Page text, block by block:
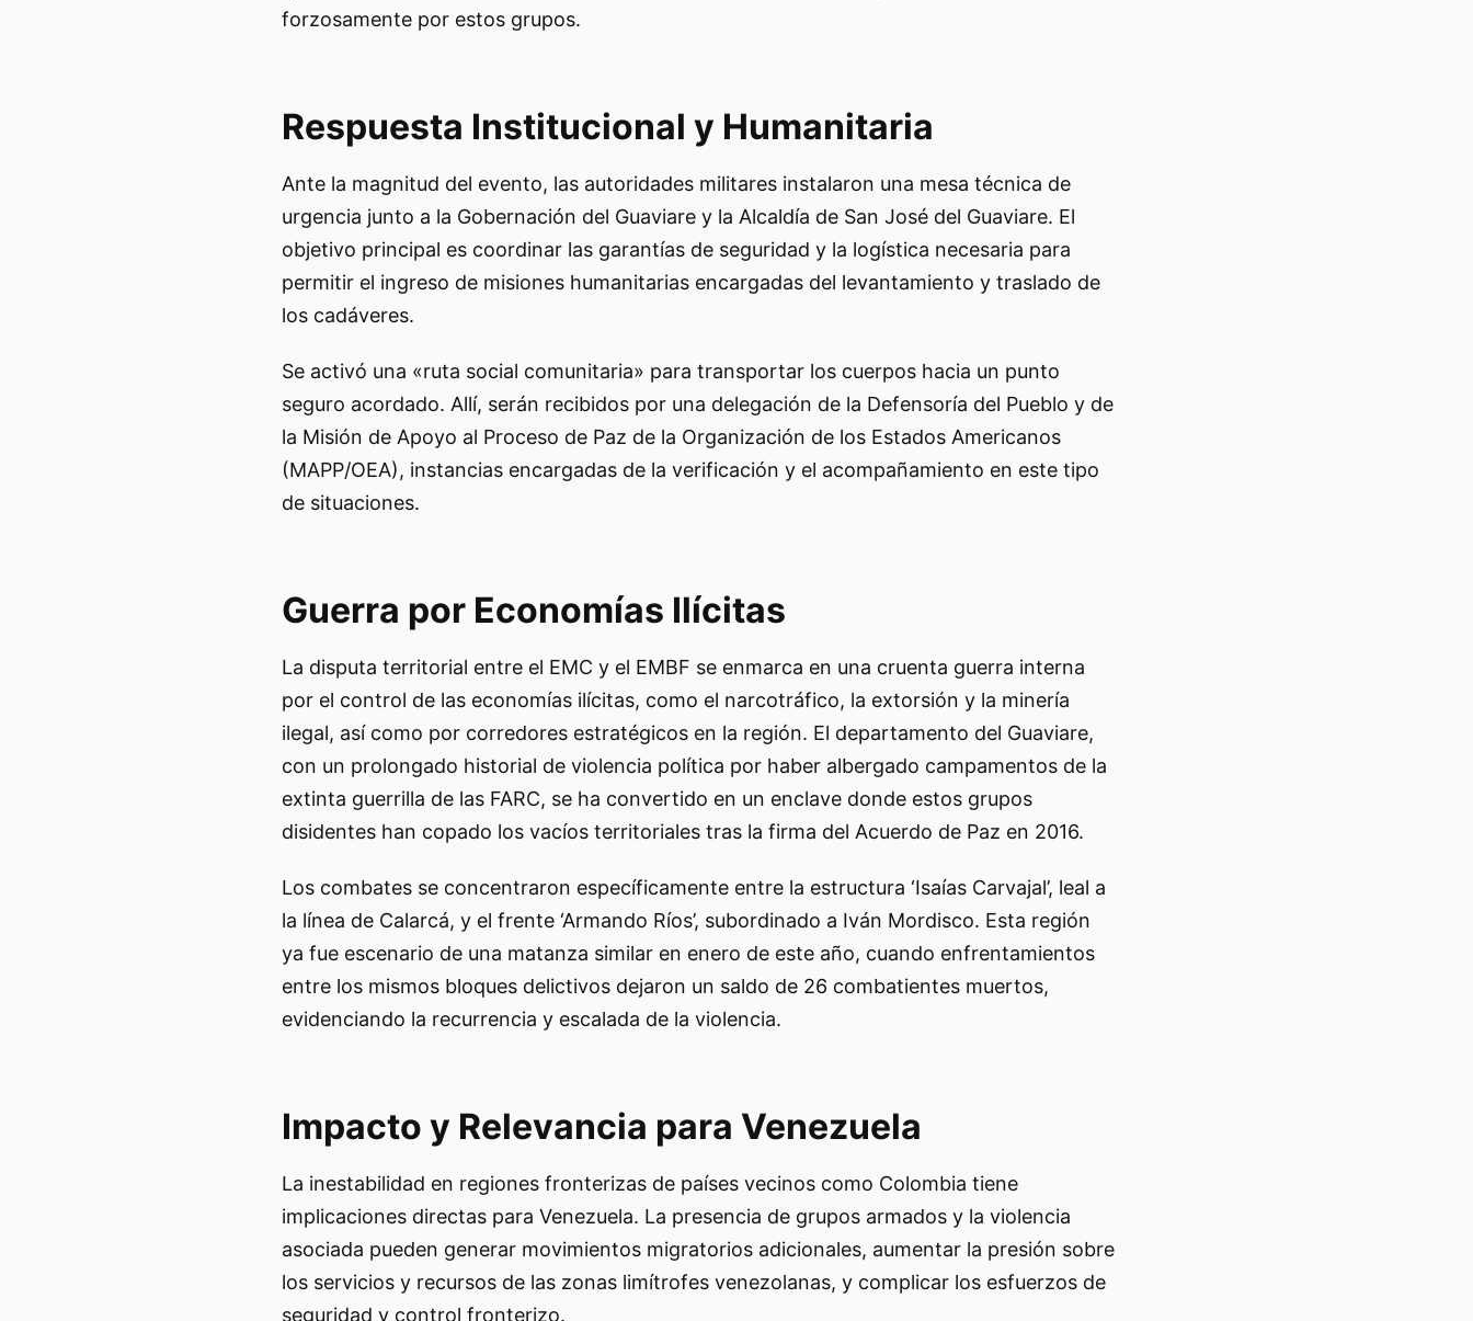
forzosamente por estos grupos.
Respuesta Institucional y Humanitaria
Ante la magnitud del evento, las autoridades militares instalaron una mesa técnica de
urgencia junto a la Gobernación del Guaviare y la Alcaldía de San José del Guaviare. El
objetivo principal es coordinar las garantías de seguridad y la logística necesaria para
permitir el ingreso de misiones humanitarias encargadas del levantamiento y traslado de
los cadáveres.
Se activó una «ruta social comunitaria» para transportar los cuerpos hacia un punto
seguro acordado. Allí, serán recibidos por una delegación de la Defensoría del Pueblo y de
la Misión de Apoyo al Proceso de Paz de la Organización de los Estados Americanos
(MAPP/OEA), instancias encargadas de la verificación y el acompañamiento en este tipo
de situaciones.
Guerra por Economías Ilícitas
La disputa territorial entre el EMC y el EMBF se enmarca en una cruenta guerra interna
por el control de las economías ilícitas, como el narcotráfico, la extorsión y la minería
ilegal, así como por corredores estratégicos en la región. El departamento del Guaviare,
con un prolongado historial de violencia política por haber albergado campamentos de la
extinta guerrilla de las FARC, se ha convertido en un enclave donde estos grupos
disidentes han copado los vacíos territoriales tras la firma del Acuerdo de Paz en 2016.
Los combates se concentraron específicamente entre la estructura ‘Isaías Carvajal’, leal a
la línea de Calarcá, y el frente ‘Armando Ríos’, subordinado a Iván Mordisco. Esta región
ya fue escenario de una matanza similar en enero de este año, cuando enfrentamientos
entre los mismos bloques delictivos dejaron un saldo de 26 combatientes muertos,
evidenciando la recurrencia y escalada de la violencia.
Impacto y Relevancia para Venezuela
La inestabilidad en regiones fronterizas de países vecinos como Colombia tiene
implicaciones directas para Venezuela. La presencia de grupos armados y la violencia
asociada pueden generar movimientos migratorios adicionales, aumentar la presión sobre
los servicios y recursos de las zonas limítrofes venezolanas, y complicar los esfuerzos de
seguridad y control fronterizo.